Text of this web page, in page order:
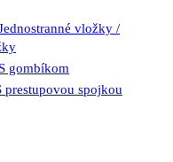
vložky /
gombíkom
prestupovou spojkou